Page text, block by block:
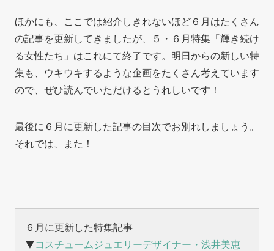
ほかにも、ここでは紹介しきれないほど６月はたくさん
の記事を更新してきましたが、５・６月特集「輝き続け
る女性たち」はこれにて終了です。明日からの新しい特
集も、ウキウキするような企画をたくさん考えています
ので、ぜひ読んでいただけるとうれしいです！
最後に６月に更新した記事の目次でお別れしましょう。
それでは、また！
６月に更新した特集記事
▼コスチュームジュエリーデザイナー・浅井美恵